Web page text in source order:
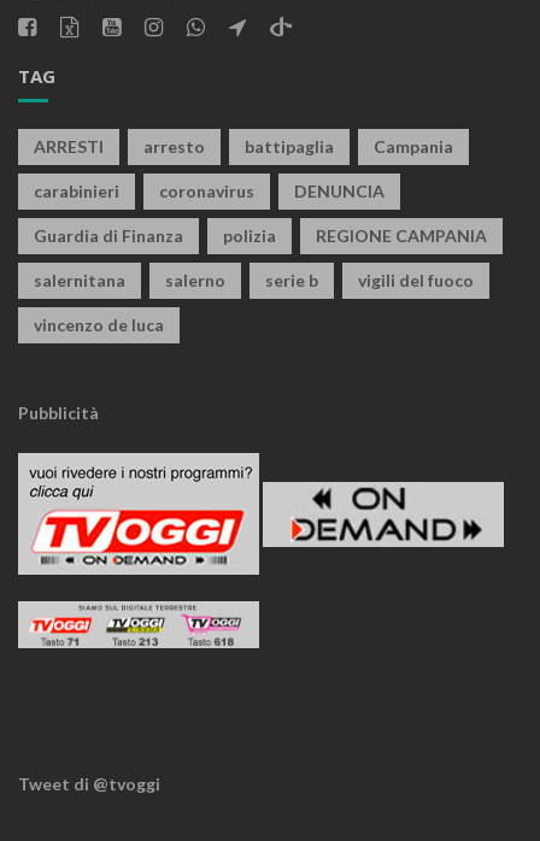
TAG
ARRESTI arresto battipaglia Campania
carabinieri coronavirus DENUNCIA
Guardia di Finanza polizia REGIONE CAMPANIA
salernitana salerno serie b vigili del fuoco
vincenzo de luca
Pubblicità
Tweet di @tvoggi